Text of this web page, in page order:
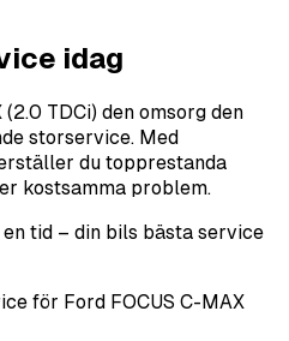
idag
(2.0 TDCi) den omsorg den
storservice. Med
du topprestanda
kostsamma problem.
tid – din bils bästa service
för Ford FOCUS C-MAX